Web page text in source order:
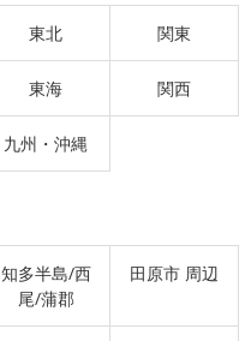
東北 関東
東海 関西
九州・沖縄
知多半島/西
尾/蒲郡
田原市 周辺